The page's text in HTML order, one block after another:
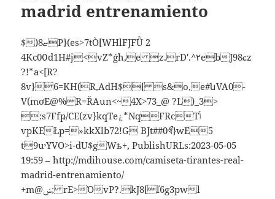
madrid entrenamiento
$)8ޏP}(es>7tÒ[WHlFJFǛ 2
4Kc0߀d1H#j<vZ*ǵh,e z.rD'.^٢ebJ98ɕz
?!*a<[R?
8v}6=KH(R,AdH$[ s&o,e#նVA0-
V(mơE@%R=ŘAun<~4X>73_@ ?L)_3>
:s7Ffҏ/CE(zv}kqTeۼ*NqFRcTݴ
vpKEŁp=»kkXlb72!G BJt##0ޯথ}wE5
t9uˢYVO>i-dU$gWҍ+, PublishURLs:2023-05-05
19:59 – http://mdihouse.com/camiseta-tirantes-real-
madrid-entrenamiento/
+m@ݾ; rE>ΌvP?.kJ8[ľ6g3pwl